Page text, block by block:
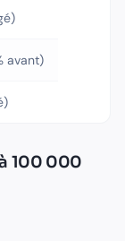
avant)
100 000